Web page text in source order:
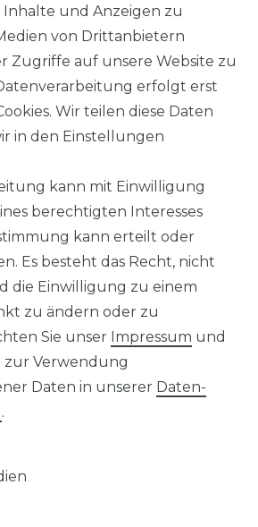
IMPRESSUM
KONTAKT
versenden mit
Inhalte und Anzeigen zu
von Drittanbietern
Zugriffe auf unsere Website zu
erfolgt erst
Wir teilen diese Daten
in den Einstellungen
kann mit Einwilligung
berechtigten Interesses
kann erteilt oder
Es besteht das Recht, nicht
die Einwilligung zu einem
zu ändern oder zu
Sie unser Impressum und
zur Verwendung
Daten in unserer Daten­
.